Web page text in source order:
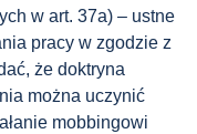
w art. 37a) – ustne
pracy w zgodzie z
że doktryna
można uczynić
mobbingowi